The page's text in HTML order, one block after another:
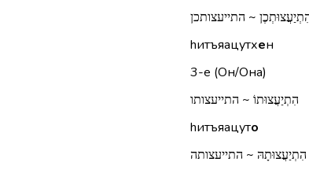
~ התייעצותכן
hитъяацутхен
3-е (Он/Она)
הִתְיַעֲצוּתוֹ ~ התייעצותו
hитъяацуто
הִתְיַעֲצוּתָהּ ~ התייעצותה